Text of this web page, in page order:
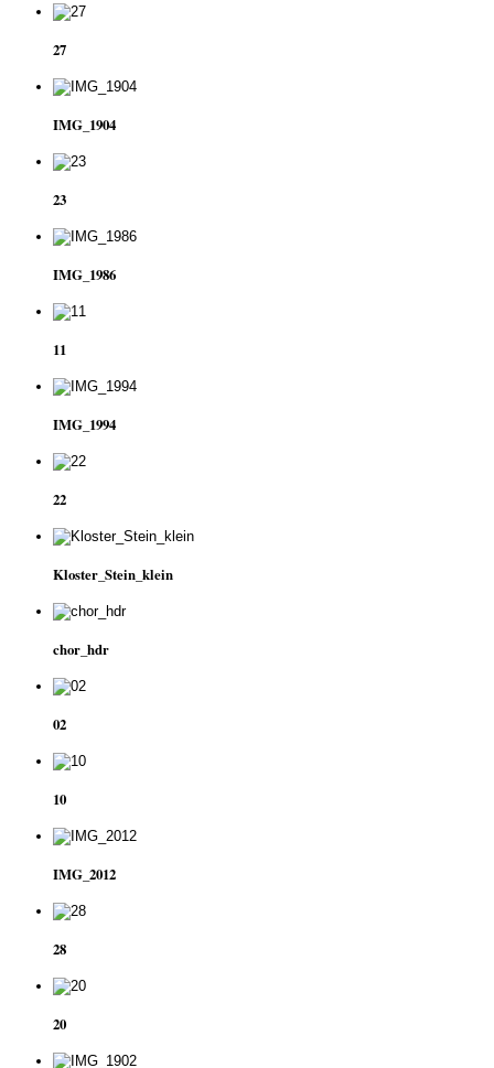
27
IMG_1904
23
IMG_1986
11
IMG_1994
22
Kloster_Stein_klein
chor_hdr
02
10
IMG_2012
28
20